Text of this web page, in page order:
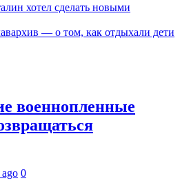
хотел сделать новыми
— о том, как отдыхали дети
военнопленные
0